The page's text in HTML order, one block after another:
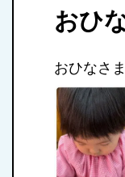
おひ
おひなさ